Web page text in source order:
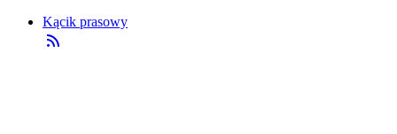
Kącik prasowy